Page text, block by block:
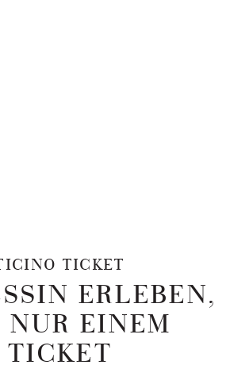
TICKET
ERLEBEN,
NUR EINEM
TICKET